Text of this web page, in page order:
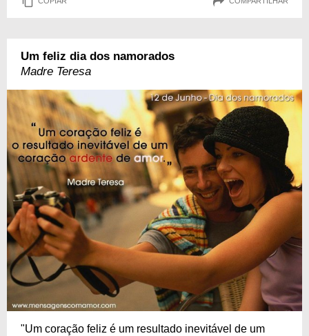
Um feliz dia dos namorados
Madre Teresa
"Um coração feliz é um resultado inevitável de um